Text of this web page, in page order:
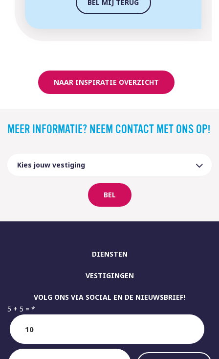
BEL MIJ TERUG
NAAR INSPIRATIE OVERZICHT
MEER INFORMATIE? NEEM CONTACT MET ONS OP!
BEL
VOLG ONS VIA SOCIAL EN DE NIEUWSBRIEF!
5 + 5 = *
DIENSTEN
VESTIGINGEN